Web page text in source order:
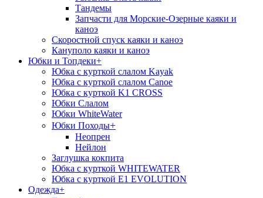
Тандемы
Запчасти для Морские-Озерные каяки и
каноэ
Скоростной спуск каяки и каноэ
Кануполо каяки и каноэ
Юбки и Топдеки+
Юбка с курткой слалом Kayak
Юбка с курткой слалом Canoe
Юбка с курткой K1 CROSS
Юбки Слалом
Юбки WhiteWater
Юбки Походы+
Неопрен
Нейлон
Заглушка кокпита
Юбка с курткой WHITEWATER
Юбка с курткой E1 EVOLUTION
Одежда+